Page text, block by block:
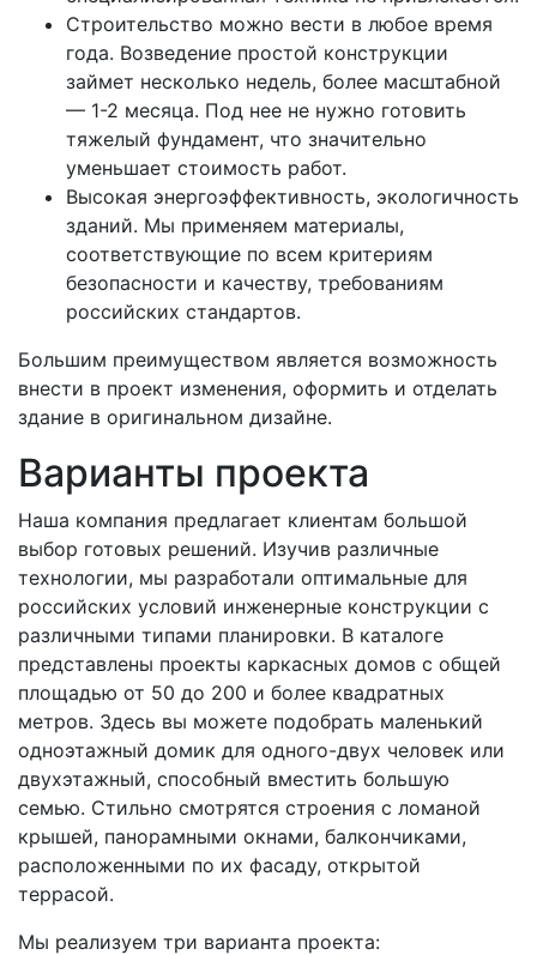
Строительство можно вести в любое время
года. Возведение простой конструкции
займет несколько недель, более масштабной
— 1-2 месяца. Под нее не нужно готовить
тяжелый фундамент, что значительно
уменьшает стоимость работ.
Высокая энергоэффективность, экологичность
зданий. Мы применяем материалы,
соответствующие по всем критериям
безопасности и качеству, требованиям
российских стандартов.
Большим преимуществом является возможность
внести в проект изменения, оформить и отделать
здание в оригинальном дизайне.
Варианты проекта
Наша компания предлагает клиентам большой
выбор готовых решений. Изучив различные
технологии, мы разработали оптимальные для
российских условий инженерные конструкции с
различными типами планировки. В каталоге
представлены проекты каркасных домов с общей
площадью от 50 до 200 и более квадратных
метров. Здесь вы можете подобрать маленький
одноэтажный домик для одного-двух человек или
двухэтажный, способный вместить большую
семью. Стильно смотрятся строения с ломаной
крышей, панорамными окнами, балкончиками,
расположенными по их фасаду, открытой
террасой.
Мы реализуем три варианта проекта: